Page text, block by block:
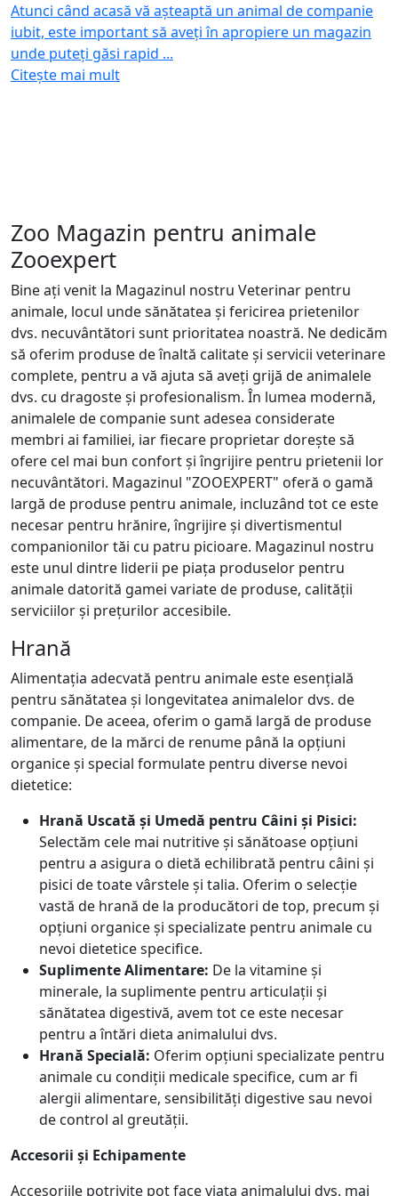
Atunci când acasă vă așteaptă un animal de companie
iubit, este important să aveți în apropiere un magazin
unde puteți găsi rapid ...
Citește mai mult
Zoo Magazin pentru animale
Zooexpert
Bine ați venit la Magazinul nostru Veterinar pentru
animale, locul unde sănătatea și fericirea prietenilor
dvs. necuvântători sunt prioritatea noastră. Ne dedicăm
să oferim produse de înaltă calitate și servicii veterinare
complete, pentru a vă ajuta să aveți grijă de animalele
dvs. cu dragoste și profesionalism. În lumea modernă,
animalele de companie sunt adesea considerate
membri ai familiei, iar fiecare proprietar dorește să
ofere cel mai bun confort și îngrijire pentru prietenii lor
necuvântători. Magazinul "ZOOEXPERT" oferă o gamă
largă de produse pentru animale, incluzând tot ce este
necesar pentru hrănire, îngrijire și divertismentul
companionilor tăi cu patru picioare. Magazinul nostru
este unul dintre liderii pe piața produselor pentru
animale datorită gamei variate de produse, calității
serviciilor și prețurilor accesibile.
Hrană
Alimentația adecvată pentru animale este esențială
pentru sănătatea și longevitatea animalelor dvs. de
companie. De aceea, oferim o gamă largă de produse
alimentare, de la mărci de renume până la opțiuni
organice și special formulate pentru diverse nevoi
dietetice:
Hrană Uscată și Umedă pentru Câini și Pisici:
Selectăm cele mai nutritive și sănătoase opțiuni
pentru a asigura o dietă echilibrată pentru câini și
pisici de toate vârstele și talia. Oferim o selecție
vastă de hrană de la producători de top, precum și
opțiuni organice și specializate pentru animale cu
nevoi dietetice specifice.
Suplimente Alimentare: De la vitamine și
minerale, la suplimente pentru articulații și
sănătatea digestivă, avem tot ce este necesar
pentru a întări dieta animalului dvs.
Hrană Specială: Oferim opțiuni specializate pentru
animale cu condiții medicale specifice, cum ar fi
alergii alimentare, sensibilități digestive sau nevoi
de control al greutății.
Accesorii și Echipamente
Accesoriile potrivite pot face viața animalului dvs. mai